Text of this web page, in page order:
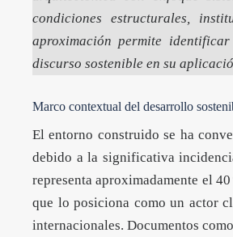
condiciones estructurales,
aproximación permite
discurso sostenible en su
Marco contextual del desarrollo
El entorno construido se ha
debido a la significativa
representa aproximadamente el
que lo posiciona como un actor
internacionales. Documentos